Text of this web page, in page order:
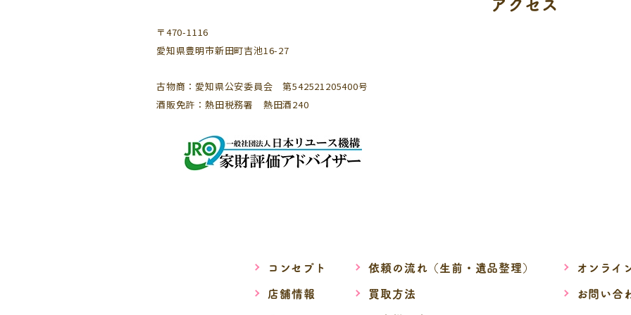
〒470-1116
愛知県豊明市新田町吉池16-27
古物商：愛知県公安委員会 第542521205400号
酒販免許：熱田税務署 熱田酒240
コンセプト
店舗情報
依頼の流れ（生前・遺品整理）
買取方法
オンライ
お問い合